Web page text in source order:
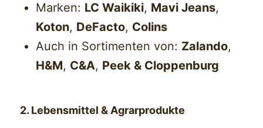
Marken: LC Waikiki, Mavi Jeans,
Koton, DeFacto, Colins
Auch in Sortimenten von: Zalando,
H&M, C&A, Peek & Cloppenburg
2. Lebensmittel & Agrarprodukte